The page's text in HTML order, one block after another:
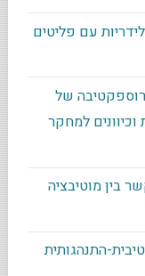
עם פליטים
של
למחקר
בין מוטיבציה
התנהגותית